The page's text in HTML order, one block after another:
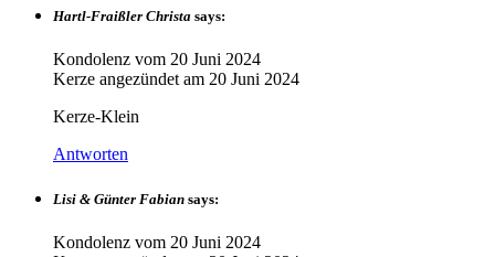
Hartl-Fraißler Christa says:
Kondolenz vom 20 Juni 2024
Kerze angezündet am 20 Juni 2024
Kerze-Klein
Antworten
Lisi & Günter Fabian says:
Kondolenz vom 20 Juni 2024